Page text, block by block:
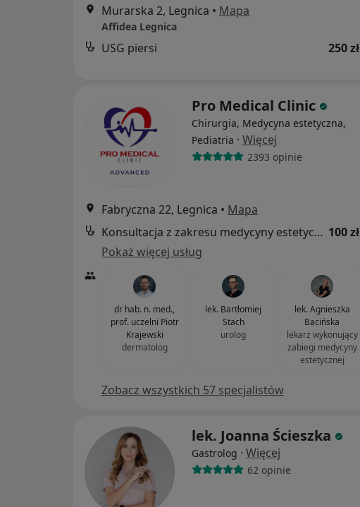
Murarska 2, Legnica • Mapa
Affidea Legnica
USG piersi 250 zł
Pro Medical Clinic
Chirurgia, Medycyna estetyczna,
Pediatria · Więcej
2393 opinie
Fabryczna 22, Legnica • Mapa
Konsultacja z zakresu medycyny estetycznej 100 zł
Pokaż więcej usług
dr hab. n. med.,
prof. uczelni Piotr
Krajewski
dermatolog
lek. Bartłomiej
Stach
urolog
lek. Agnieszka
Bacińska
lekarz wykonujący
zabiegi medycyny
estetycznej
Zobacz wszystkich 57 specjalistów
lek. Joanna Ścieszka
Gastrolog · Więcej
62 opinie